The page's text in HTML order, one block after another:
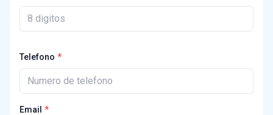
Telefono
Email